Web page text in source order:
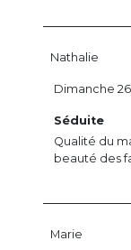
Nathalie
Séduite
Qualité du
beauté des
Dimanche
Marie